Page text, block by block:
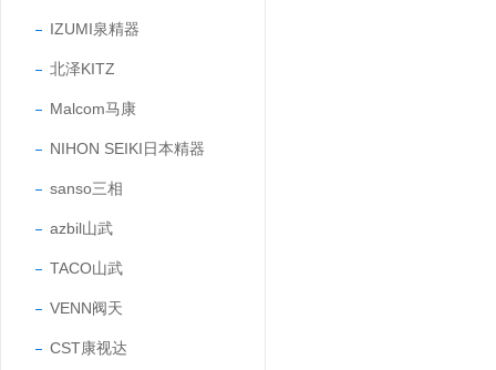
IZUMI泉精器
北泽KITZ
Malcom马康
NIHON SEIKI日本精器
sanso三相
azbil山武
TACO山武
VENN阀天
CST康视达